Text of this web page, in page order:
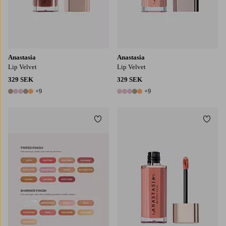
Anastasia
Lip Velvet
329 SEK
14 färger
+9
Anastasia
Lip Velvet
329 SEK
14 färger
+9
Lägg till i favoriter